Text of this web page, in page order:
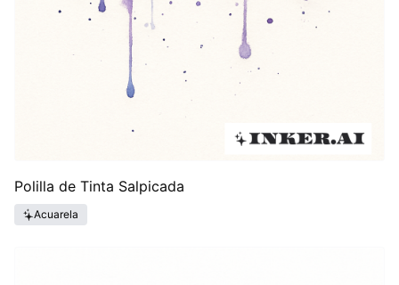
Polilla de Tinta Salpicada
Acuarela